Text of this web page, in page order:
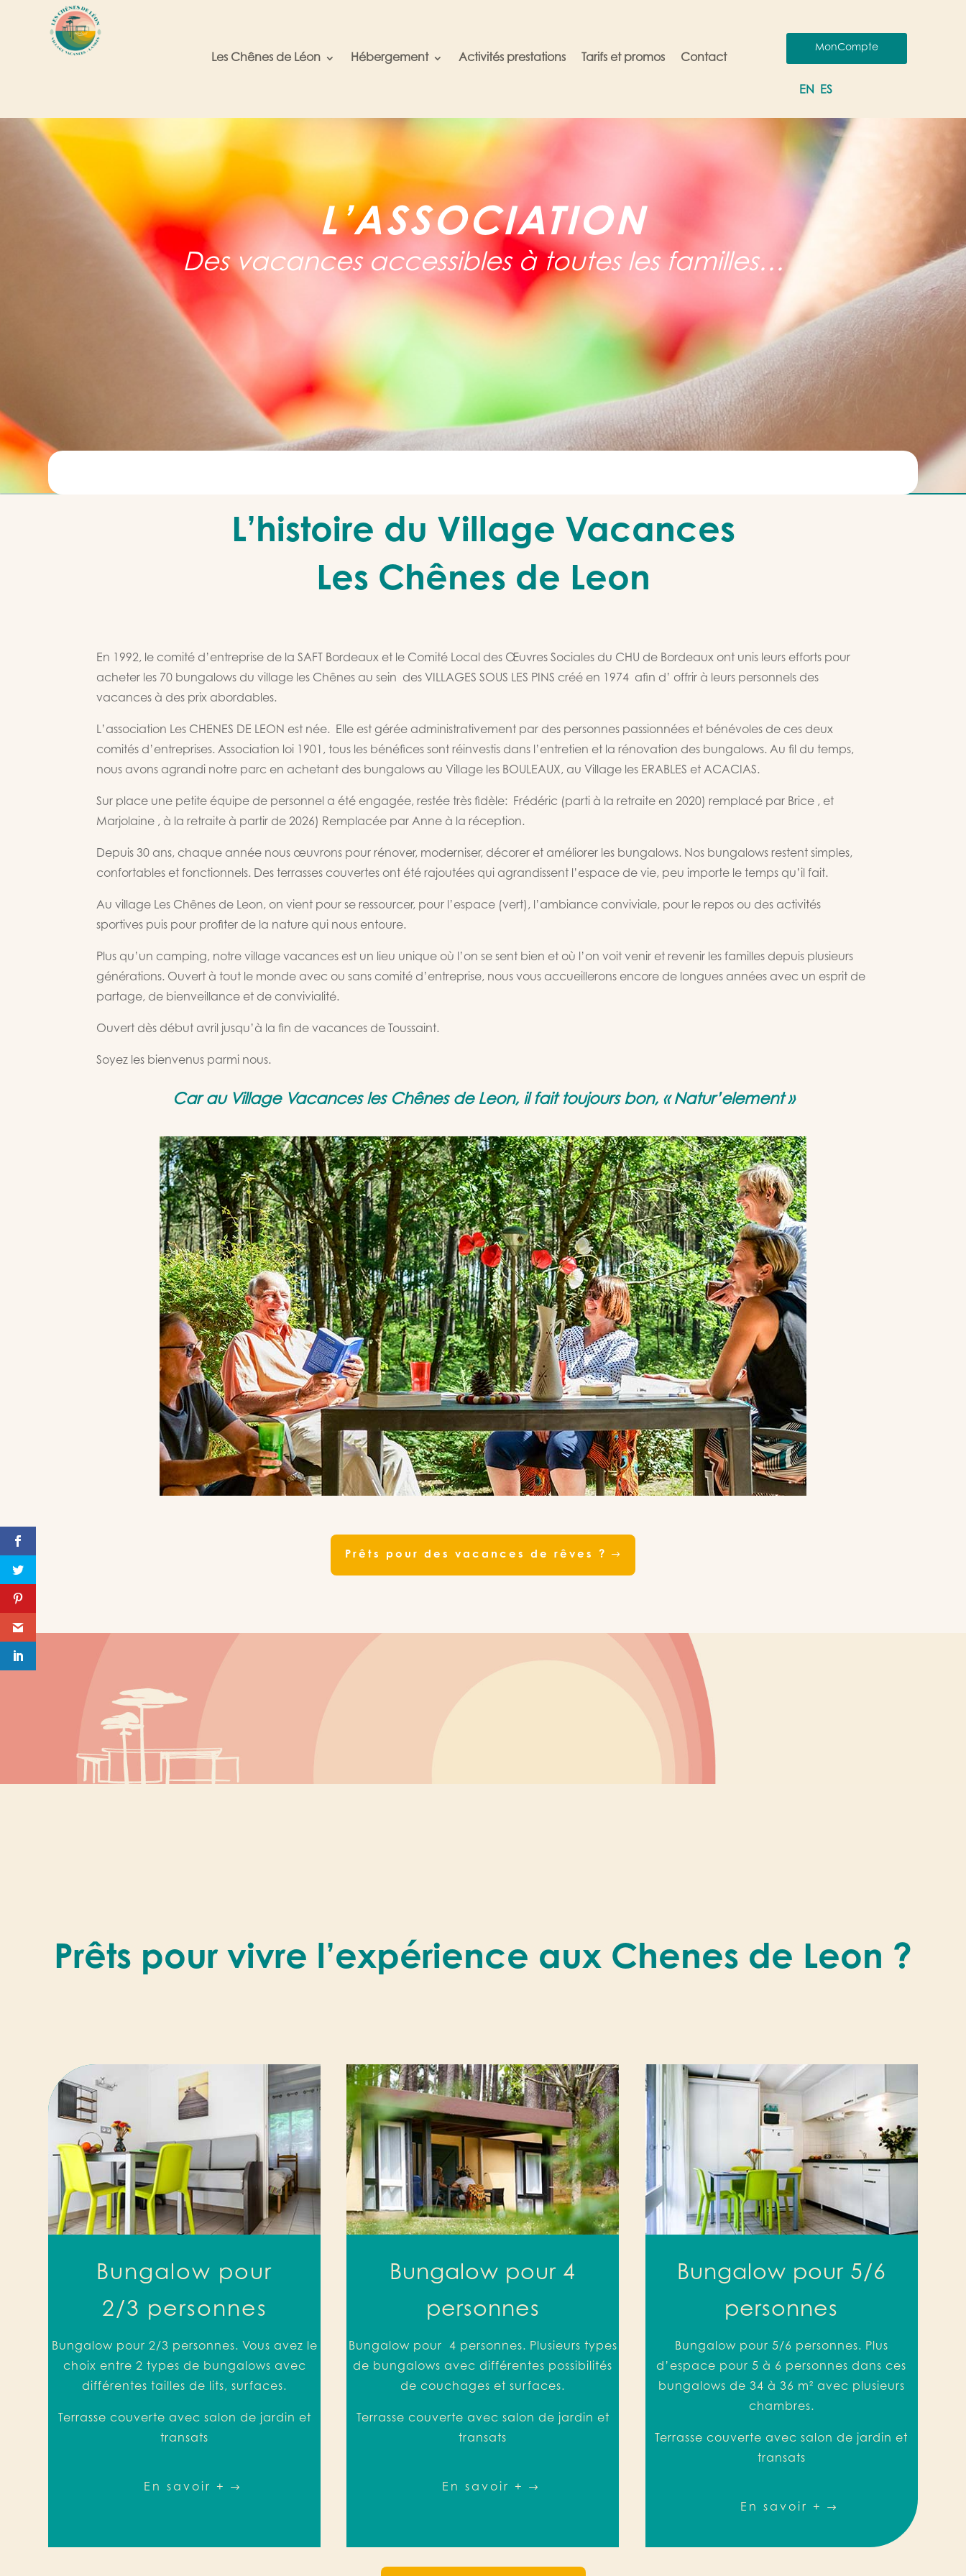
Les Chênes de Léon Hébergement Activités prestations Tarifs et promos Contact
MonCompte
EN ES
L’ASSOCIATION
Des vacances accessibles à toutes les familles…
L’histoire du Village Vacances
Les Chênes de Leon
En 1992, le comité d’entreprise de la SAFT Bordeaux et le Comité Local des Œuvres Sociales du CHU de Bordeaux ont unis leurs efforts pour
acheter les 70 bungalows du village les Chênes au sein des VILLAGES SOUS LES PINS créé en 1974 afin d’ offrir à leurs personnels des
vacances à des prix abordables.
L’association Les CHENES DE LEON est née. Elle est gérée administrativement par des personnes passionnées et bénévoles de ces deux
comités d’entreprises. Association loi 1901, tous les bénéfices sont réinvestis dans l’entretien et la rénovation des bungalows. Au fil du temps,
nous avons agrandi notre parc en achetant des bungalows au Village les BOULEAUX, au Village les ERABLES et ACACIAS.
Sur place une petite équipe de personnel a été engagée, restée très fidèle: Frédéric (parti à la retraite en 2020) remplacé par Brice , et
Marjolaine , à la retraite à partir de 2026) Remplacée par Anne à la réception.
Depuis 30 ans, chaque année nous œuvrons pour rénover, moderniser, décorer et améliorer les bungalows. Nos bungalows restent simples,
confortables et fonctionnels. Des terrasses couvertes ont été rajoutées qui agrandissent l’espace de vie, peu importe le temps qu’il fait.
Au village Les Chênes de Leon, on vient pour se ressourcer, pour l’espace (vert), l’ambiance conviviale, pour le repos ou des activités
sportives puis pour profiter de la nature qui nous entoure.
Plus qu’un camping, notre village vacances est un lieu unique où l’on se sent bien et où l’on voit venir et revenir les familles depuis plusieurs
générations. Ouvert à tout le monde avec ou sans comité d’entreprise, nous vous accueillerons encore de longues années avec un esprit de
partage, de bienveillance et de convivialité.
Ouvert dès début avril jusqu’à la fin de vacances de Toussaint.
Soyez les bienvenus parmi nous.
Car au Village Vacances les Chênes de Leon, il fait toujours bon, «Natur’element »
Prêts pour des vacances de rêves ?
Prêts pour vivre l’expérience aux Chenes de Leon ?
Bungalow pour
2/3 personnes
Bungalow pour 2/3 personnes. Vous avez le
choix entre 2 types de bungalows avec
différentes tailles de lits, surfaces.
Terrasse couverte avec salon de jardin et
transats
En savoir +
Bungalow pour 4
personnes
Bungalow pour 4 personnes. Plusieurs types
de bungalows avec différentes possibilités
de couchages et surfaces.
Terrasse couverte avec salon de jardin et
transats
En savoir +
Bungalow pour 5/6
personnes
Bungalow pour 5/6 personnes. Plus
d’espace pour 5 à 6 personnes dans ces
bungalows de 34 à 36 m² avec plusieurs
chambres.
Terrasse couverte avec salon de jardin et
transats
En savoir +